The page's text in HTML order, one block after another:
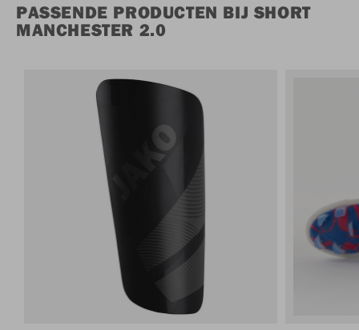
PASSENDE PRODUCTEN BIJ SHORT
MANCHESTER 2.0